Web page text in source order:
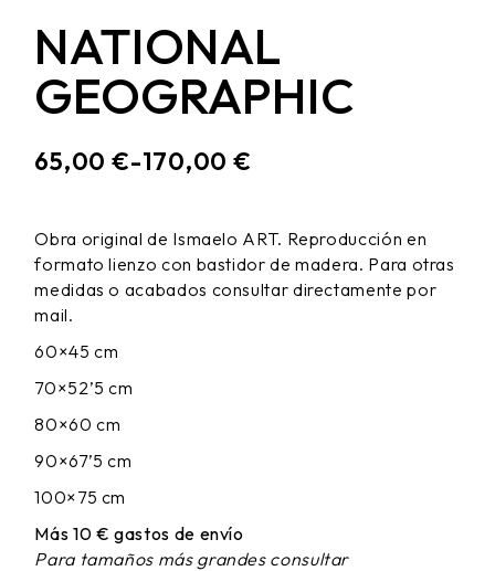
NATIONAL
GEOGRAPHIC
65,00 €-170,00 €
RANGO
DESDE
65,00 €
HASTA
170,00 €
Obra original de Ismaelo ART. Reproducción en
formato lienzo con bastidor de madera. Para otras
medidas o acabados consultar directamente por
mail.
60×45 cm
70×52’5 cm
80×60 cm
90×67’5 cm
100×75 cm
Más 10 € gastos de envío
Para tamaños más grandes consultar